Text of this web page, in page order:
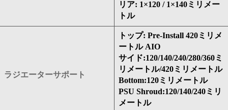
リア: 1×120 / 1×140ミリメー
トル
ラジエーターサポート
トップ: Pre-Install 420ミリメ
ートル AIO
サイド:120/140/240/280/360ミ
リメートル/420ミリメートル
Bottom:120ミリメートル
PSU Shroud:120/140/240ミリ
メートル